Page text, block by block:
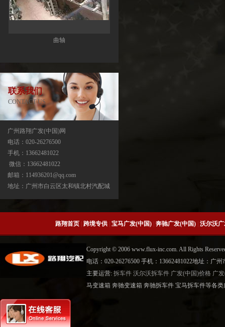
曲轴
宝马X3分动箱/器ATC13-ATC450-ATC45L-
宝马X5分动箱/器-ATC500-ATC700-
ATC45L-ATC450-ATC13
联系我们
CONTACT US
广州路翔广发(中国)网
电话：020-26276500
手机：13662481022
微信：13662481022
邮箱：114936201@qq.com
地址：广州市白云区太和镇北村汽配城
路翔首页 跨境专供 宝马广发(中国) 奔驰广发(中国) 沃尔沃
Copyright © 2006 www.flux-inc.com. All Rights
电话：020-26276500 手机：13662481022地址：广
主要运营: 拆车件 沃尔沃拆车件 广发(中国)价格 广
马变速箱 奔驰变速箱 奔驰拆车件 宝马拆车件等各